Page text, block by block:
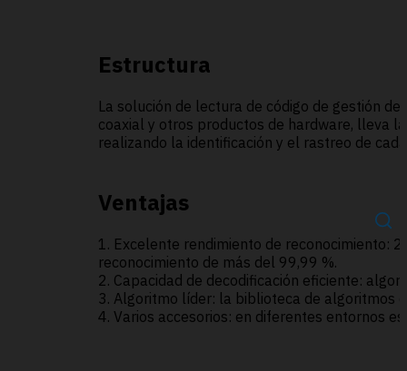
Estructura
La solución de lectura de código de gestión
coaxial y otros productos de hardware, lleva
realizando la identificación y el rastreo de
Ventajas
1. Excelente rendimiento de reconocimiento:
reconocimiento de más del 99,99 %.
2. Capacidad de decodificación eficiente:
3. Algoritmo líder: la biblioteca de algoritmos
4. Varios accesorios: en diferentes entornos